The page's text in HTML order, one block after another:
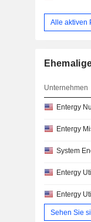
Alle aktiven
Unternehmen
Entergy
Entergy
System
Entergy
Entergy
Sehen Sie